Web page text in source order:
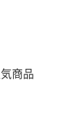
商品